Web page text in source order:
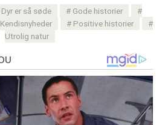
Dyr er så søde
Gode ​​historier
Kendisnyheder
Positive historier
Utrolig natur